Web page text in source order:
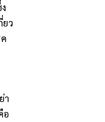
ยว
า
อ